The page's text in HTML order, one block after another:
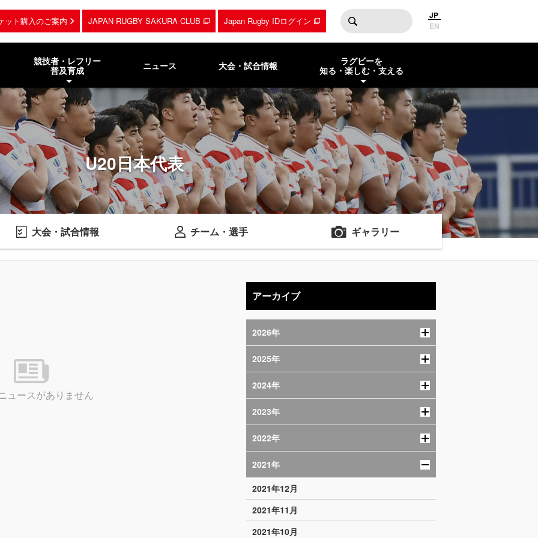
ット購入のご案内 JAPAN RUGBY SAKURA CLUB Japan Rugby IDログイン
JP
EN
競技者・レフリー
普及育成
ニュース 大会・試合情報
ラグビーを
知る・楽しむ・支える
U20日本代表
大会・試合情報 チーム・選手 ギャラリー
ュースがありません
アーカイブ
2026年
2025年
2024年
2023年
2022年
2021年
2021年12月
2021年11月
2021年10月